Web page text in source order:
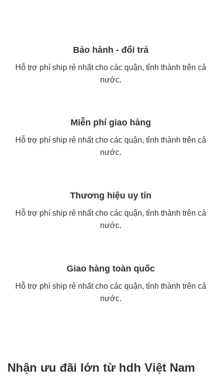
Bảo hành - đổi trả
Hỗ trợ phí ship rẻ nhất cho các quận, tỉnh thành trên cả
nước.
Miễn phí giao hàng
Hỗ trợ phí ship rẻ nhất cho các quận, tỉnh thành trên cả
nước.
Thương hiệu uy tín
Hỗ trợ phí ship rẻ nhất cho các quận, tỉnh thành trên cả
nước.
Giao hàng toàn quốc
Hỗ trợ phí ship rẻ nhất cho các quận, tỉnh thành trên cả
nước.
Nhận ưu đãi lớn từ hdh Việt Nam